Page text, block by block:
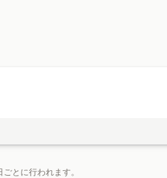
とに行われます。